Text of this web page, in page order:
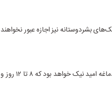
بشردوستانه نیز اجازه عبور نخواهند
در چنین شرایطی، کانال سوئز عملاً از کار می‌افتد و تنها مسیر جایگزین، دماغه امید نیک خواهد بود که ۸ تا ۱۲ روز و